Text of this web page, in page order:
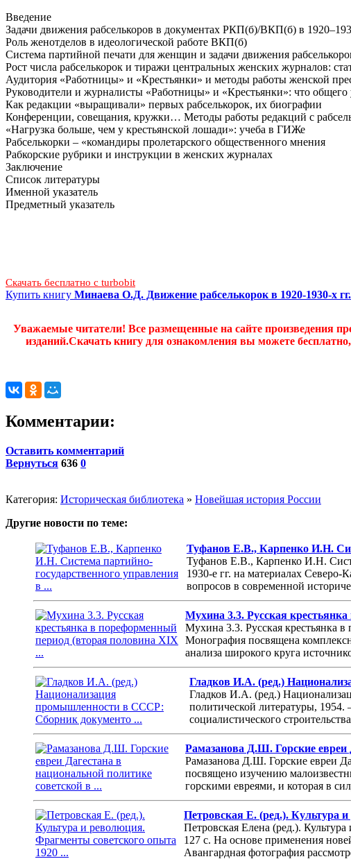
Введение
Задачи движения рабселькоров в документах РКП(б)/ВКП(б) в
Роль женотделов в идеологической работе ВКП(б)
Система партийной печати для женщин и задачи движения
Рост числа рабселькорок и тиражи центральных женских журналов:
Аудитория «Работницы» и «Крестьянки» и методы работы женской
Руководители и журналисты «Работницы» и «Крестьянки»: что общего
Как редакции «выращивали» первых рабселькорок, их биографии
Конференции, совещания, кружки… Методы работы редакций с
«Нагрузка больше, чем у крестьянской лошади»: учеба в ГИЖе
Рабселькорки – «командиры пролетарского общественного мнения
Рабкорские рубрики и инструкции в женских журналах
Заключение
Список литературы
Именной указатель
Предметный указатель
Скачать бесплатно c turbobit
Купить книгу Минаева О.Д. Движение рабселькорок в 1920-1930-х
Уважаемые читатели! Все размещенные на сайте произведения
изданий.Скачать книгу для ознакомления вы можете
Комментарии:
Оставить комментарий
Вернуться 636 0
Категория: Историческая библиотека » Новейшая история России
Другие новости по теме:
Туфанов Е.В., Карпенко И.Н.
Туфанов Е.В., Карпенко И.Н.
1930-е гг. на материалах
вопросов в современной
Мухина 3.3. Русская
Мухина 3.3. Русская крестьянка
Монография посвящена
анализа широкого круга
Гладков И.А. (ред.)
Гладков И.А. (ред.)
политической литературы,
социалистического
Рамазанова Д.Ш. Горские евреи
Рамазанова Д.Ш. Горские евреи
посвящено изучению
горскими евреями, и которая в
Петровская Е. (ред.). Культура
Петровская Елена (ред.).
127 с. На основе применения
Авангардная фотография